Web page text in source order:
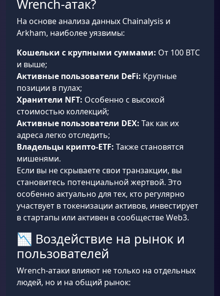
Wrench-атак?
На основе анализа данных Chainalysis и
Arkham, наиболее уязвимы:
Кошельки с крупными суммами: От 100 BTC
и выше;
Активные пользователи DeFi: Крупные
позиции в пулах;
Хранители NFT: Особенно с высокой
стоимостью коллекций;
Активные пользователи DEX: Так как их
адреса легко отследить;
Владельцы крипто-ETF: Также становятся
мишенями.
Если вы не скрываете свои транзакции, вы
становитесь потенциальной жертвой. Это
особенно актуально для тех, кто регулярно
участвует в токенизации активов, инвестирует
в стартапы или активен в сообществе Web3.
📉 Воздействие на рынок и
пользователей
Wrench-атаки влияют не только на отдельных
людей, но и на общий рынок: